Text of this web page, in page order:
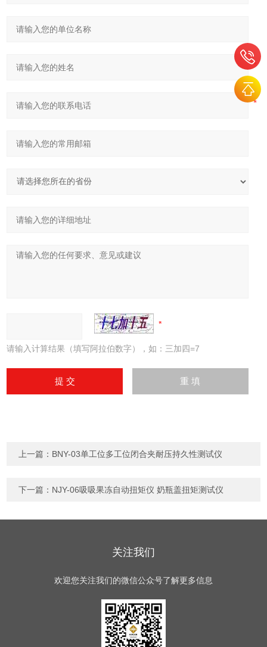
请输入计算结果（填写阿拉伯数字），如：三加四=7
上一篇： BNY-03单工位多工位闭合夹耐压持久性测试仪
下一篇： NJY-06吸吸果冻自动扭矩仪 奶瓶盖扭矩测试仪
关注我们
欢迎您关注我们的微信公众号了解更多信息